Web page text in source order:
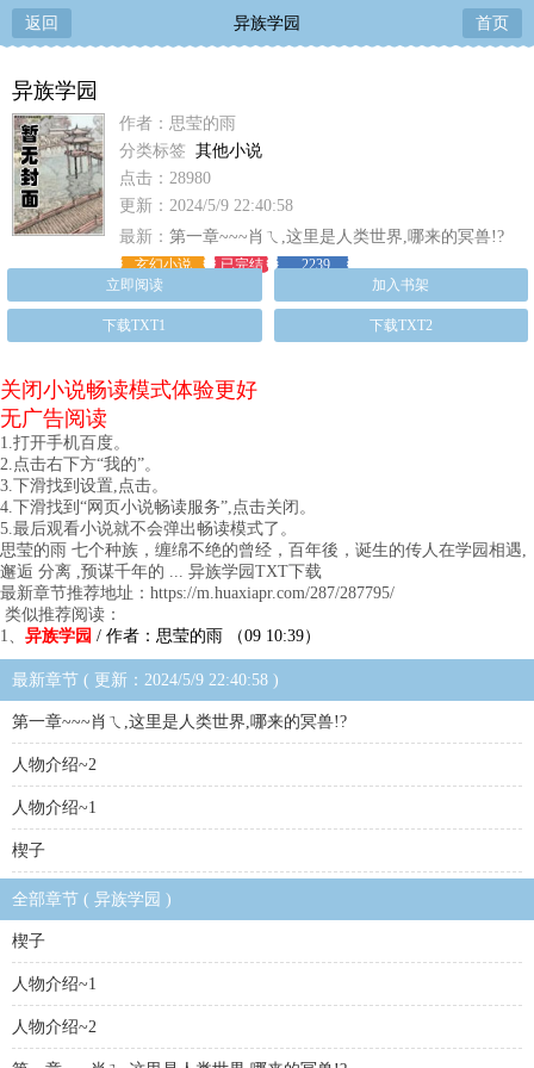
返回 异族学园 首页
异族学园
作者：思莹的雨
分类标签 其他小说
点击：28980
更新：2024/5/9 22:40:58
最新： 第一章~~~肖ㄟ,这里是人类世界,哪来的冥兽!?
玄幻小说 已完结
2239
立即阅读
加入书架
下载TXT1 下载TXT2
关闭小说畅读模式体验更好
无广告阅读
1.打开手机百度。
2.点击右下方“我的”。
3.下滑找到设置,点击。
4.下滑找到“网页小说畅读服务”,点击关闭。
5.最后观看小说就不会弹出畅读模式了。
思莹的雨 七个种族，缠绵不绝的曾经，百年後，诞生的传人在学园相遇,
邂逅 分离 ,预谋千年的 ... 异族学园TXT下载
最新章节推荐地址：https://m.huaxiapr.com/287/287795/
类似推荐阅读：
1、 异族学园 / 作者：思莹的雨 （09 10:39）
最新章节 ( 更新：2024/5/9 22:40:58 )
第一章~~~肖ㄟ,这里是人类世界,哪来的冥兽!?
人物介绍~2
人物介绍~1
楔子
全部章节 ( 异族学园 )
楔子
人物介绍~1
人物介绍~2